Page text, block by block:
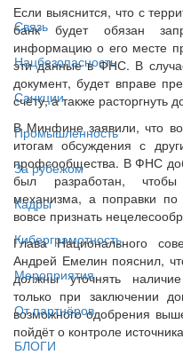
Связь
Нацбезопасность
Санкции
Промышленность
За рубежом
Кадры
Киберграмотность
Мероприятия
От партнёров
БЛОГИ
Если выяснится, что с
банк будет обязан
информацию о его месте
эти данные в ФНС. В
документ, будет вправе
счёту, а также расторгнуть
В Минфине заявили, что
итогам обсуждения с
профсообщества. В ФНС
был разработан,
механизма, а поправки по
вовсе признать
Глава Национального
Андрей Емелин пояснил,
должны уточнять
только при заключении
возможного одобрения
пойдёт о контроле